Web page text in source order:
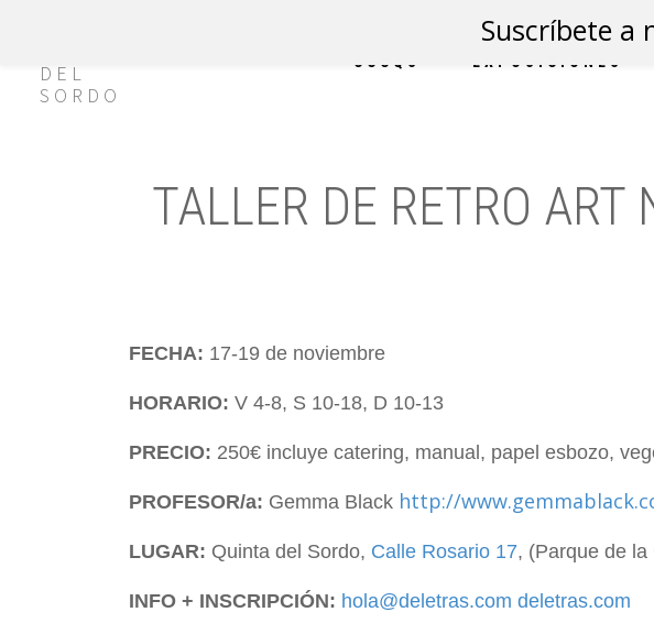
CCCQS EXPOSICIONES
TALLER DE RETRO ART
FECHA: 17-19 de noviembre
HORARIO: V 4-8, S 10-18, D 10-13
PRECIO: 250€ incluye catering, manual, papel esbozo,
PROFESOR/a: Gemma Black http://
LUGAR: Quinta del Sordo, Calle Rosario 17, (Parque de
INFO + INSCRIPCIÓN: hola@deletras.com deletras.com
Suscríbete a